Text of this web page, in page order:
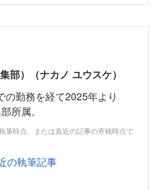
部）（ナカノ ユウスケ）
勤務を経て2025年より
所属。
筆時点、または直近の記事の寄稿時点で
の執筆記事